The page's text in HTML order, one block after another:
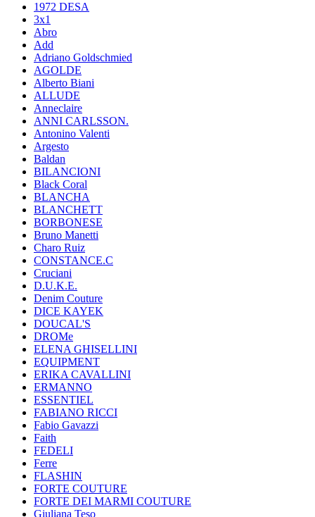
1972 DESA
3x1
Abro
Add
Adriano Goldschmied
AGOLDE
Alberto Biani
ALLUDE
Anneclaire
ANNI CARLSSON.
Antonino Valenti
Argesto
Baldan
BILANCIONI
Black Coral
BLANCHA
BLANCHETT
BORBONESE
Bruno Manetti
Charo Ruiz
CONSTANCE.C
Cruciani
D.U.K.E.
Denim Couture
DICE KAYEK
DOUCAL'S
DROMe
ELENA GHISELLINI
EQUIPMENT
ERIKA CAVALLINI
ERMANNO
ESSENTIEL
FABIANO RICCI
Fabio Gavazzi
Faith
FEDELI
Ferre
FLASHIN
FORTE COUTURE
FORTE DEI MARMI COUTURE
Giuliana Teso